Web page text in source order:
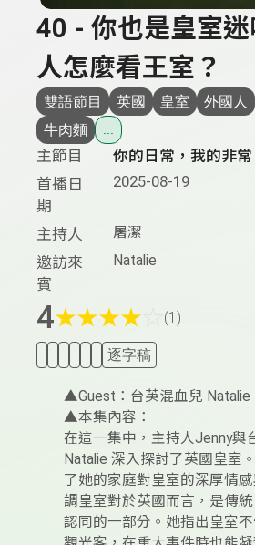
40 - 你也是皇室迷
人怎麼看王室？
雙語節目 英國 皇室 外國人
牛肉麵
主節目
你的日常，我的非常
首播日
期
2025-08-19
主持人 屠潔
邀訪來
賓
Natalie
4★★★★ (1)
逐字稿
▲Guest：台英混血兒 Natalie
▲本集內容：
在這一集中，主持人Jenny與
Natalie 深入探討了英國皇室
了她的家庭對皇室的深厚情
調皇室對於英國而言，是傳
認同的一部分。她指出皇室